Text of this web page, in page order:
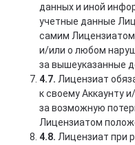
данных и иной
учетные данные
самим
и/или о любом
за вышеуказанные
4.7. Лицензиат
к своему Аккаунту
за возможную
Лицензиатом
4.8. Лицензиат при